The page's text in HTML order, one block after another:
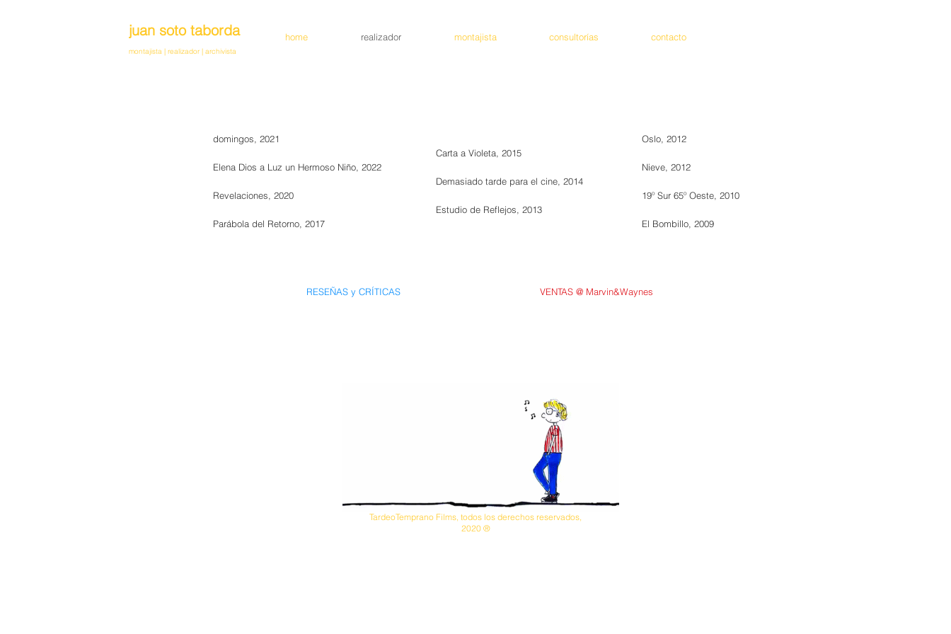
juan soto taborda
montajista | realizador | archivista
home realizador montajista consultorías contacto
domingos, 2021
Elena Dios a Luz un Hermoso Niño, 2022
Revelaciones, 2020
Parábola del Retorno, 2017
Carta a Violeta, 2015
Demasiado tarde para el cine, 2014
Estudio de Reflejos, 2013
Oslo, 2012
Nieve, 2012
19º Sur 65º Oeste, 2010
El Bombillo, 2009
RESEÑAS y CRÍTICAS VENTAS @ Marvin&Waynes
TardeoTemprano Films, todos los derechos reservados,
2020 ®